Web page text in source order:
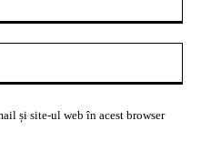
și site-ul web în acest browser